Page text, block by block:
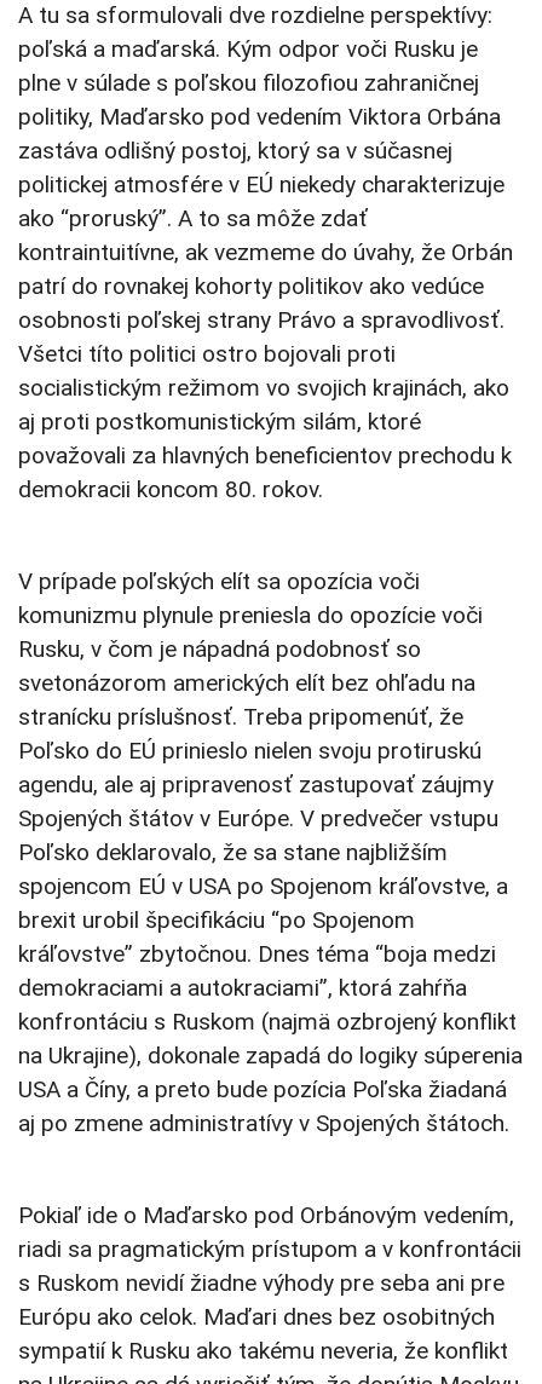
A tu sa sformulovali dve rozdielne perspektívy:
poľská a maďarská. Kým odpor voči Rusku je
plne v súlade s poľskou filozofiou zahraničnej
politiky, Maďarsko pod vedením Viktora Orbána
zastáva odlišný postoj, ktorý sa v súčasnej
politickej atmosfére v EÚ niekedy charakterizuje
ako “proruský”. A to sa môže zdať
kontraintuitívne, ak vezmeme do úvahy, že Orbán
patrí do rovnakej kohorty politikov ako vedúce
osobnosti poľskej strany Právo a spravodlivosť.
Všetci títo politici ostro bojovali proti
socialistickým režimom vo svojich krajinách, ako
aj proti postkomunistickým silám, ktoré
považovali za hlavných beneficientov prechodu k
demokracii koncom 80. rokov.
V prípade poľských elít sa opozícia voči
komunizmu plynule preniesla do opozície voči
Rusku, v čom je nápadná podobnosť so
svetonázorom amerických elít bez ohľadu na
stranícku príslušnosť. Treba pripomenúť, že
Poľsko do EÚ prinieslo nielen svoju protiruskú
agendu, ale aj pripravenosť zastupovať záujmy
Spojených štátov v Európe. V predvečer vstupu
Poľsko deklarovalo, že sa stane najbližším
spojencom EÚ v USA po Spojenom kráľovstve, a
brexit urobil špecifikáciu “po Spojenom
kráľovstve” zbytočnou. Dnes téma “boja medzi
demokraciami a autokraciami”, ktorá zahŕňa
konfrontáciu s Ruskom (najmä ozbrojený konflikt
na Ukrajine), dokonale zapadá do logiky súperenia
USA a Číny, a preto bude pozícia Poľska žiadaná
aj po zmene administratívy v Spojených štátoch.
Pokiaľ ide o Maďarsko pod Orbánovým vedením,
riadi sa pragmatickým prístupom a v konfrontácii
s Ruskom nevidí žiadne výhody pre seba ani pre
Európu ako celok. Maďari dnes bez osobitných
sympatií k Rusku ako takému neveria, že konflikt